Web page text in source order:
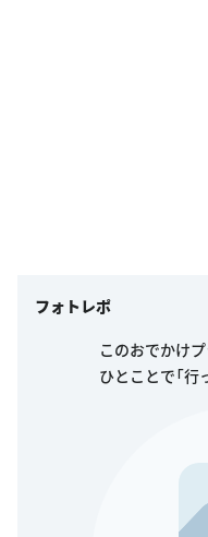
フォトレポ
このおでかけ
ひとことで「行